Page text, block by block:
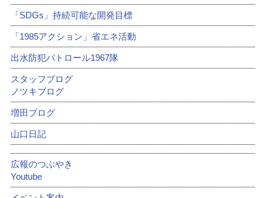
「SDGs」持続可能な開発目標
「1985アクション」省エネ活動
出水防犯パトロール1967隊
スタッフブログ
ノツキブログ
増田ブログ
山口日記
広報のつぶやき
Youtube